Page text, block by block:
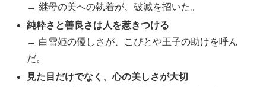
→ 継母の美への執着が、破滅を招いた。
純粋さと善良さは人を惹きつける
→ 白雪姫の優しさが、こびとや王子の助けを呼ん
だ。
見た目だけでなく、心の美しさが大切